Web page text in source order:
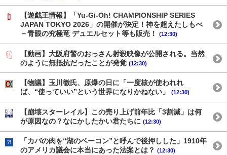
【遊戯王情報】「Yu-Gi-Oh! CHAMPIONSHIP SERIES
JAPAN TOKYO 2026」の開催が決定！神を超えたしもべ
－青眼の究極竜 デュエルセット等も販売！
(12:30)
【動画】大阪府警のおっさん射殺映像が公開される。当然
のように無抵抗だったことが発覚 (12:30)
【物議】玉川徹氏、原爆の日に「一度核が使われれ
ば、“使っていい”という世界になりかねない」
(12:30)
【崩壊スターレイル】この売り上げ前年比「3割減」は何
が原因なの？なにかしたかい君たちに (12:30)
「カバの肉を“湖のベーコン”と呼んで後押しした」1910年
のアメリカ議会に本当にあった法案とは？ (12:30)